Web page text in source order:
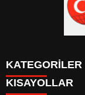
KATEGORİLER
KISAYOLLAR